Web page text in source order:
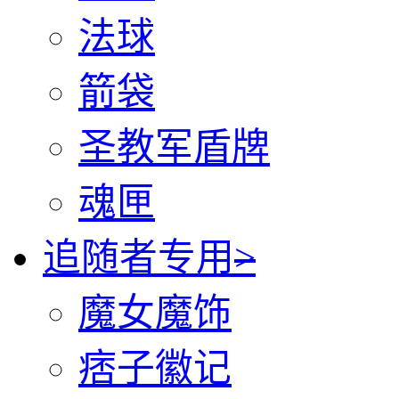
法球
箭袋
圣教军盾牌
魂匣
追随者专用>
魔女魔饰
痞子徽记